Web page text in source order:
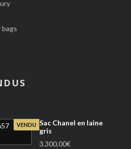
VENDU Sac Chanel en laine
gris
3.300,00€